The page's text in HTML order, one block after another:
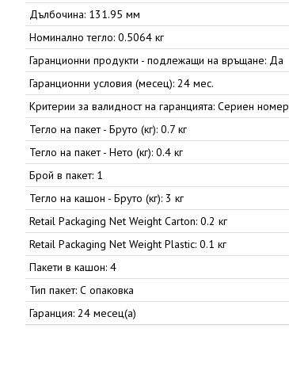
Дълбочина: 131.95 мм
Номинално тегло: 0.5064 кг
Гаранционни продукти - подлежащи на връщане: Да
Гаранционни условия (месец): 24 мес.
Критерии за валидност на гаранцията: Сериен номер
Тегло на пакет - Бруто (кг): 0.7 кг
Тегло на пакет - Нето (кг): 0.4 кг
Брой в пакет: 1
Тегло на кашон - Бруто (кг): 3 кг
Retail Packaging Net Weight Carton: 0.2 кг
Retail Packaging Net Weight Plastic: 0.1 кг
Пакети в кашон: 4
Тип пакет: С опаковка
Гаранция: 24 месец(а)